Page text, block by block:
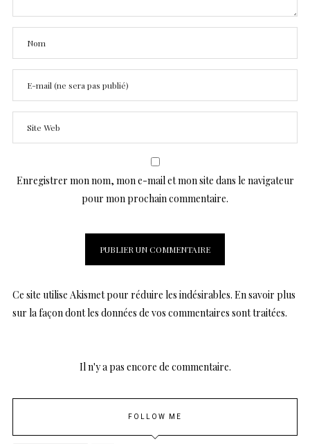
Enregistrer mon nom, mon e-mail et mon site dans le navigateur
pour mon prochain commentaire.
Ce site utilise Akismet pour réduire les indésirables. En savoir plus
sur la façon dont les données de vos commentaires sont traitées.
Il n'y a pas encore de commentaire.
FOLLOW ME